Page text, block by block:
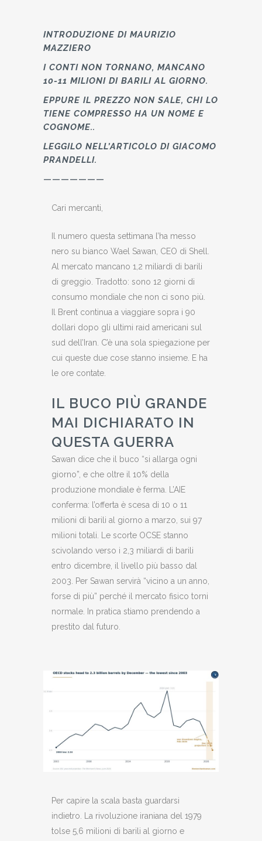
INTRODUZIONE DI MAURIZIO
MAZZIERO
I CONTI NON TORNANO, MANCANO
10-11 MILIONI DI BARILI AL GIORNO.
EPPURE IL PREZZO NON SALE, CHI LO
TIENE COMPRESSO HA UN NOME E
COGNOME..
LEGGILO NELL’ARTICOLO DI GIACOMO
PRANDELLI.
———————
Cari mercanti,
Il numero questa settimana l’ha messo
nero su bianco Wael Sawan, CEO di Shell.
Al mercato mancano 1,2 miliardi di barili
di greggio. Tradotto: sono 12 giorni di
consumo mondiale che non ci sono più.
Il Brent continua a viaggiare sopra i 90
dollari dopo gli ultimi raid americani sul
sud dell’Iran. C’è una sola spiegazione per
cui queste due cose stanno insieme. E ha
le ore contate.
IL BUCO PIÙ GRANDE
MAI DICHIARATO IN
QUESTA GUERRA
Sawan dice che il buco “si allarga ogni
giorno”, e che oltre il 10% della
produzione mondiale è ferma. L’AIE
conferma: l’offerta è scesa di 10 o 11
milioni di barili al giorno a marzo, sui 97
milioni totali. Le scorte OCSE stanno
scivolando verso i 2,3 miliardi di barili
entro dicembre, il livello più basso dal
2003. Per Sawan servirà “vicino a un anno,
forse di più” perché il mercato fisico torni
normale. In pratica stiamo prendendo a
prestito dal futuro.
Per capire la scala basta guardarsi
indietro. La rivoluzione iraniana del 1979
tolse 5,6 milioni di barili al giorno e